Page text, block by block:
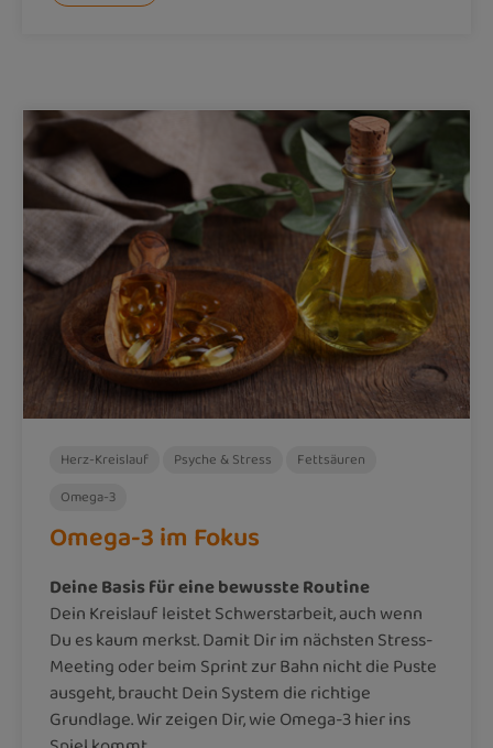
Herz-Kreislauf Psyche & Stress
Fettsäuren
Omega-3
Omega-3 im Fokus
Deine Basis für eine bewusste Routine
Dein Kreislauf leistet Schwerstarbeit, auch wenn
Du es kaum merkst. Damit Dir im nächsten Stress-
Meeting oder beim Sprint zur Bahn nicht die Puste
ausgeht, braucht Dein System die richtige
Grundlage. Wir zeigen Dir, wie Omega-3 hier ins